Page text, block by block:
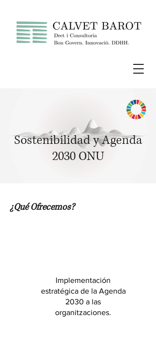
Sostenibilidad y Agenda
2030 ONU
¿Qué Ofrecemos?
Implementación
estratégica de la Agenda
2030 a las
organitzaciones.